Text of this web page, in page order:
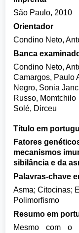
São Paulo, 2010
Orientador
Condino Neto,
Banca
Condino Neto,
Camargos, Paulo
Negro, Sonia
Russo, Momtchilo
Solé, Dirceu
Título em
Fatores
mecanismos
sibilância e da
Palavras-chave
Asma; Citocinas;
Polimorfismo
Resumo em
Mesmo com o